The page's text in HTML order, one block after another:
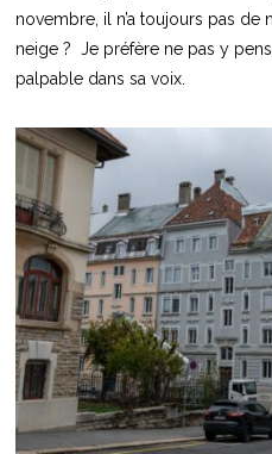
novembre, il n’a toujours pas de
neige ? Je préfère ne pas y
palpable dans sa voix.